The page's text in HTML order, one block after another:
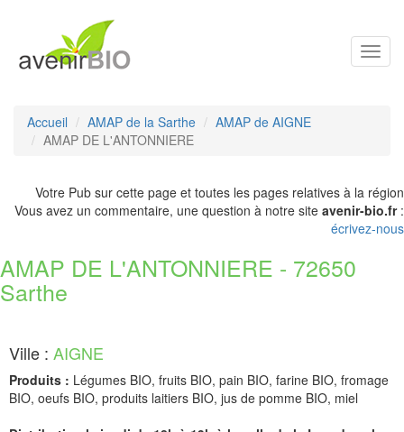
Accueil AMAP de la Sarthe
AMAP de AIGNE
AMAP DE L'ANTONNIERE
Votre Pub sur cette page et toutes les pages relatives à la région
Vous avez un commentaire, une question à notre site avenir-bio.fr:
écrivez-nous
AMAP DE L'ANTONNIERE - 72650
Sarthe
Ville : AIGNE
Produits : Légumes BIO, fruits BIO, pain BIO, farine BIO, fromage
BIO, oeufs BIO, produits laitiers BIO, jus de pomme BIO, miel